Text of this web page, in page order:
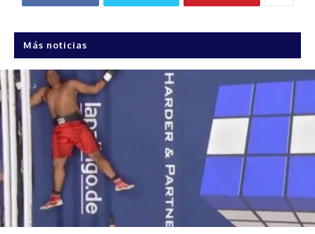
Más noticias